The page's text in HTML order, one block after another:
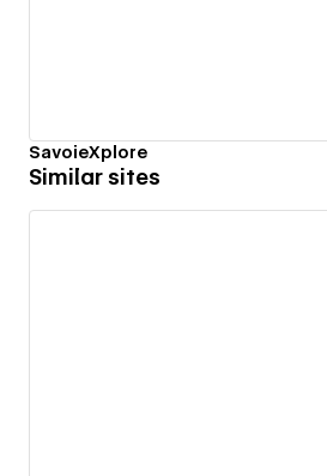
SavoieXplore
Similar sites